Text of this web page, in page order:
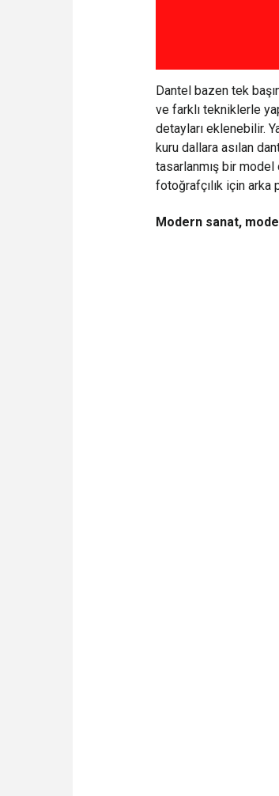
Dantel bazen tek
ve farklı tekniklerle
detayları eklenebilir.
kuru dallara asılan
tasarlanmış bir
fotoğrafçılık için arka
Modern sanat,